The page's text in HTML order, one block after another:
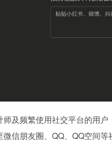
及频繁使用社交平台的用
信朋友圈、QQ、QQ空间等